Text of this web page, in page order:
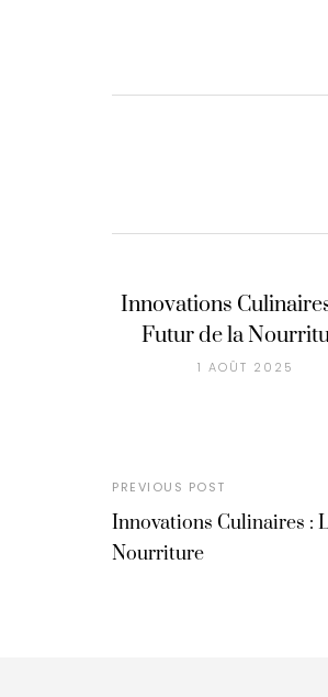
Innovations
Futur de la
1 AOÛT 2025
PREVIOUS POST
Innovations Culinaires :
Nourriture